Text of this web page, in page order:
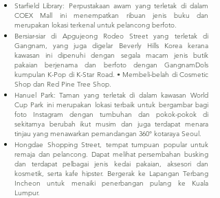
Starfield Library: Perpustakaan awam yang terletak di dalam
COEX Mall ini menempatkan ribuan jenis buku dan
merupakan lokasi terkenal untuk pelancong berfoto.
Bersiar-siar di Apgujeong Rodeo Street yang terletak di
Gangnam, yang juga digelar Beverly Hills Korea kerana
kawasan ini dipenuhi dengan segala macam jenis butik
pakaian berjenama dan berfoto dengan GangnamDols
kumpulan K-Pop di K-Star Road. • Membeli-belah di Cosmetic
Shop dan Red Pine Tree Shop.
Hanuel Park: Taman yang terletak di dalam kawasan World
Cup Park ini merupakan lokasi terbaik untuk bergambar bagi
foto Instagram dengan tumbuhan dan pokok-pokok di
sekitarnya berubah ikut musim dan juga terdapat menara
tinjau yang menawarkan pemandangan 360° kotaraya Seoul.
Hongdae Shopping Street, tempat tumpuan popular untuk
remaja dan pelancong. Dapat melihat persembahan busking
dan terdapat pelbagai jenis kedai pakaian, aksesori dan
kosmetik, serta kafe hipster. Bergerak ke Lapangan Terbang
Incheon untuk menaiki penerbangan pulang ke Kuala
Lumpur.